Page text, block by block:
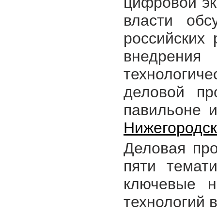
власти
российских
деловой
павильоне
Деловая
пяти
ключевые
технологий